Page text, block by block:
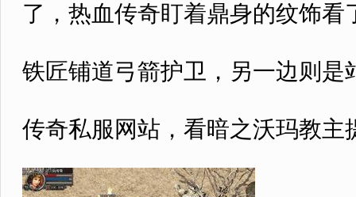
了，热血传奇盯着鼎身的纹饰
铁匠铺道弓箭护卫，另一边则是
传奇私服网站，看暗之沃玛教